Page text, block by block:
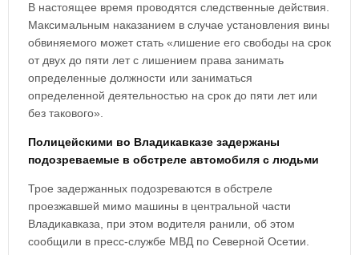
В настоящее время проводятся следственные действия.
Максимальным наказанием в случае установления вины
обвиняемого может стать «лишение его свободы на срок
от двух до пяти лет с лишением права занимать
определенные должности или заниматься
определенной деятельностью на срок до пяти лет или
без такового».
Полицейскими во Владикавказе задержаны
подозреваемые в обстреле автомобиля с людьми
Трое задержанных подозреваются в обстреле
проезжавшей мимо машины в центральной части
Владикавказа, при этом водителя ранили, об этом
сообщили в пресс-службе МВД по Северной Осетии.